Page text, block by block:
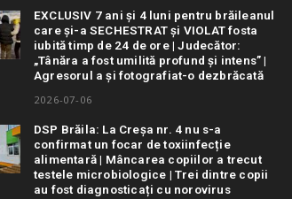
EXCLUSIV 7 ani și 4 luni pentru brăileanul
care și-a SECHESTRAT și VIOLAT fosta
iubită timp de 24 de ore | Judecător:
„Tânăra a fost umilită profund și intens” |
Agresorul a și fotografiat-o dezbrăcată
2026-07-06
DSP Brăila: La Creșa nr. 4 nu s-a
confirmat un focar de toxiinfecție
alimentară | Mâncarea copiilor a trecut
testele microbiologice | Trei dintre copii
au fost diagnosticați cu norovirus